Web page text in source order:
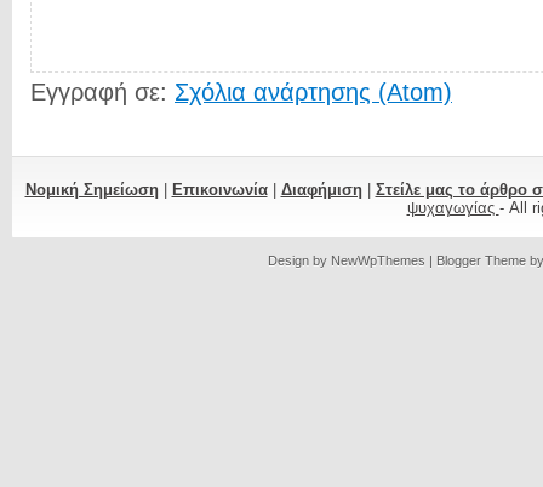
Εγγραφή σε: Σχόλια ανάρτησης (Atom)
Νομική Σημείωση| Επικοινωνία| Διαφήμιση| Στείλε μας το άρθρο
ψυχαγωγίας - All
Design by NewWpThemes | Blogger Theme